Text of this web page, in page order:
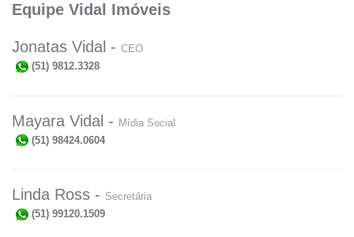
Equipe Vidal Imóveis
Jonatas Vidal - CEO
(51) 9812.3328
Mayara Vidal - Mídia Social
(51) 98424.0604
Linda Ross - Secretária
(51) 99120.1509